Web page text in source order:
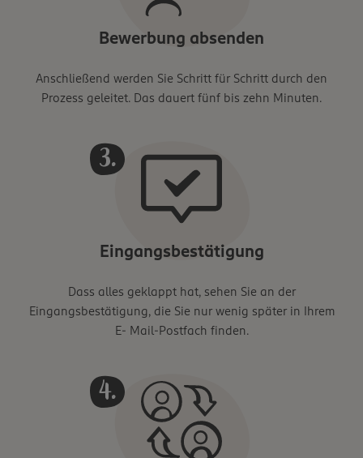
Bewerbung absenden
Anschließend werden Sie Schritt für Schritt durch den
Prozess geleitet. Das dauert fünf bis zehn Minuten.
Eingangsbestätigung
Dass alles geklappt hat, sehen Sie an der
Eingangsbestätigung, die Sie nur wenig später in Ihrem
E- Mail-Postfach finden.